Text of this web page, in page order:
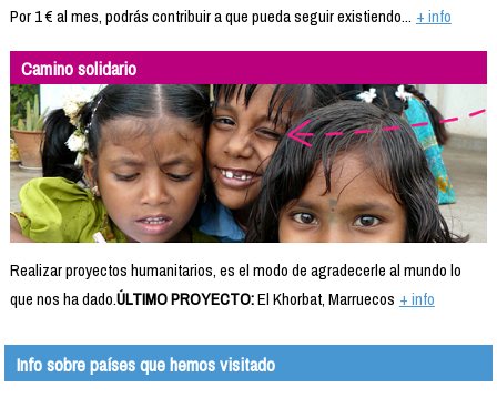
Por 1 € al mes, podrás contribuir a que pueda seguir existiendo... + info
Camino solidario
Realizar proyectos humanitarios, es el modo de agradecerle al mundo lo
que nos ha dado.ÚLTIMO PROYECTO:El Khorbat, Marruecos + info
Info sobre países que hemos visitado